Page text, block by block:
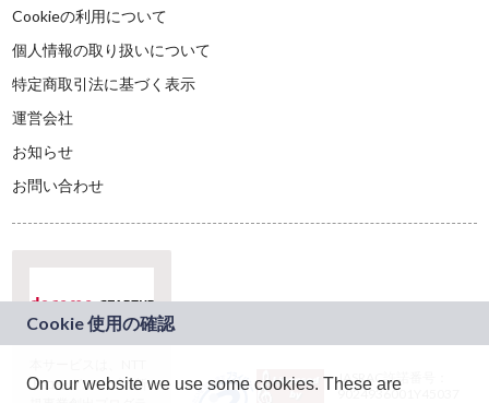
Cookieの利用について
個人情報の取り扱いについて
特定商取引法に基づく表示
運営会社
お知らせ
お問い合わせ
ドコモグループの新
JASRAC許諾番号：
9024936001Y45037
On our website we use some cookies. These are